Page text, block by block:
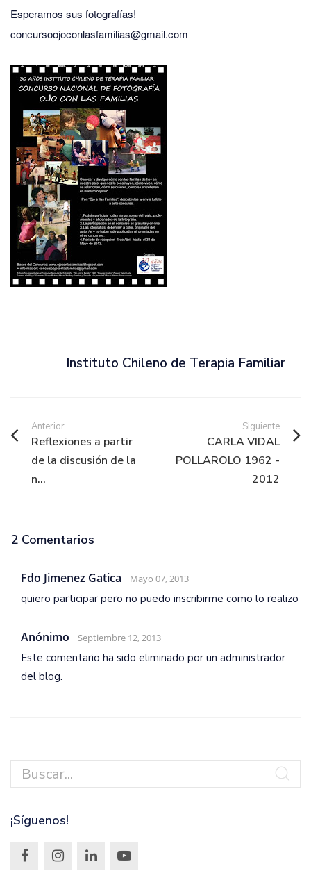
Esperamos sus fotografías!
concursoojoconlasfamilias@gmail.com
Instituto Chileno de Terapia Familiar
Anterior
Reflexiones a partir
de la discusión de la
n...
Siguiente
CARLA VIDAL
POLLAROLO 1962 -
2012
2 Comentarios
Fdo Jimenez Gatica Mayo 07, 2013
quiero participar pero no puedo inscribirme como lo realizo
Anónimo Septiembre 12, 2013
Este comentario ha sido eliminado por un administrador
del blog.
¡Síguenos!